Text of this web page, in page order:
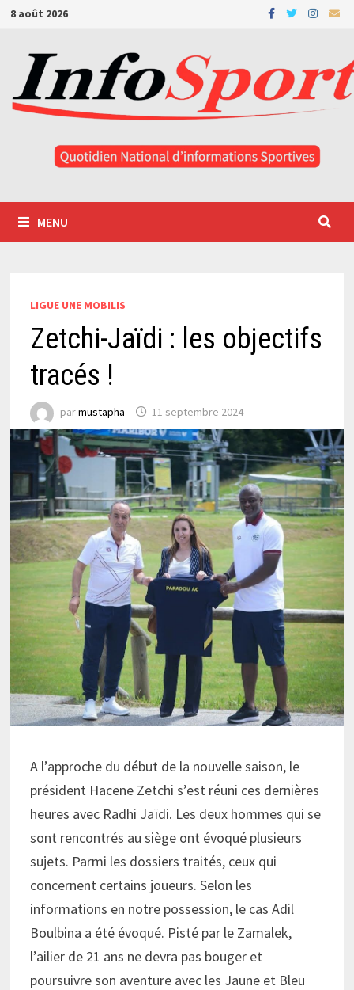
Passer
contenu
8 août 2026
MENU
LIGUE UNE MOBILIS
Zetchi-Jaïdi : les objectifs
tracés !
parmustapha 11 septembre 2024
A l’approche du début de la nouvelle saison, le
président Hacene Zetchi s’est réuni ces dernières
heures avec Radhi Jaïdi. Les deux hommes qui se
sont rencontrés au siège ont évoqué plusieurs
sujets. Parmi les dossiers traités, ceux qui
concernent certains joueurs. Selon les
informations en notre possession, le cas Adil
Boulbina a été évoqué. Pisté par le Zamalek,
l’ailier de 21 ans ne devra pas bouger et
poursuivre son aventure avec les Jaune et Bleu